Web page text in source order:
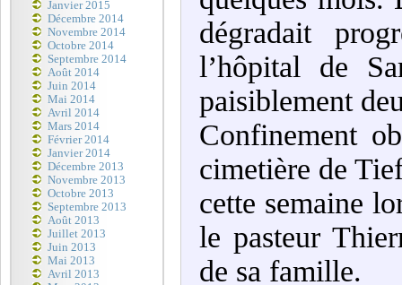
Janvier 2015
Décembre 2014
Novembre 2014
Octobre 2014
Septembre 2014
Août 2014
Juin 2014
Mai 2014
Avril 2014
Mars 2014
Février 2014
Janvier 2014
Décembre 2013
Novembre 2013
Octobre 2013
Septembre 2013
Août 2013
Juillet 2013
Juin 2013
Mai 2013
Avril 2013
dégradait
l’hôpital de
paisiblement
Confinement
cimetière de
cette semaine
le pasteur
de sa famille.